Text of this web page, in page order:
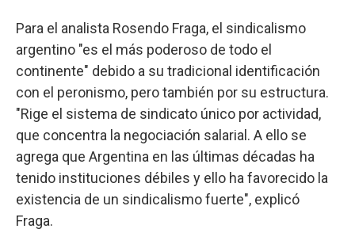
Para el analista Rosendo Fraga, el sindicalismo
argentino "es el más poderoso de todo el
continente" debido a su tradicional identificación
con el peronismo, pero también por su estructura.
"Rige el sistema de sindicato único por actividad,
que concentra la negociación salarial. A ello se
agrega que Argentina en las últimas décadas ha
tenido instituciones débiles y ello ha favorecido la
existencia de un sindicalismo fuerte", explicó
Fraga.